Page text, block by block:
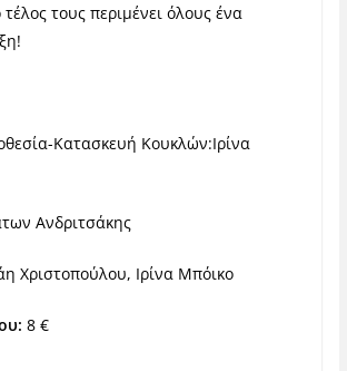
τους περιμένει όλους ένα
Κατασκευή Κουκλών:Ιρίνα
Ανδριτσάκης
Χριστοπούλου, Ιρίνα Μπόικο
8 €